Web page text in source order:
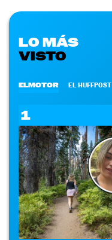
LO MÁS
VISTO
ELMOTOR EL HUFFPOST
1